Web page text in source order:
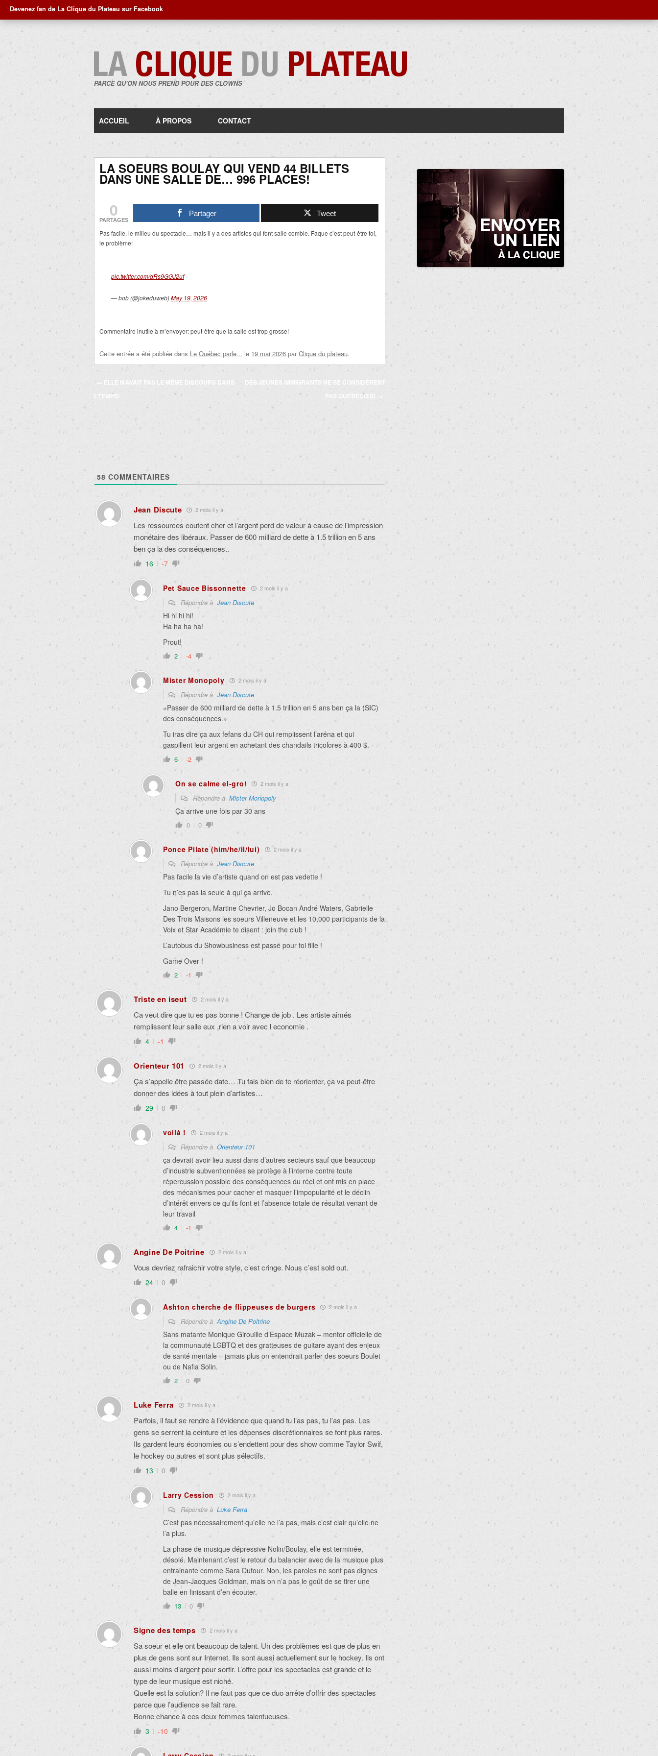
Devenez fan de La Clique du Plateau sur Facebook
PARCE QU'ON NOUS PREND POUR DES CLOWNS
au
ACCUEIL À PROPOS CONTACT
LA SOEURS BOULAY QUI VEND 44 BILLETS
DANS UNE SALLE DE… 996 PLACES!
0
PARTAGES
Partager Tweet
Pas facile, le milieu du spectacle… mais il y a des artistes qui font salle comble. Faque c’est peut-être toi,
le problème!
pic.twitter.com/dRs9GGJ2uf
— bob (@jokeduweb)May 19, 2026
Commentaire inutile à m’envoyer: peut-être que la salle est trop grosse!
Cette entrée a été publiée dans Le Québec parle... le 19 mai 2026 par Clique du plateau.
Navigation
des
← ELLE N’AVAIT PAS LE MÊME DISCOURS DANS
L’TEMPS!
DES JEUNES IMMIGRANTS NE SE CONSIDÈRENT
PAS QUÉBÉCOIS!
→
58 COMMENTAIRES
Jean Discute 2 mois il y a
Les ressources coutent cher et l’argent perd de valeur à cause de l’impression
monétaire des libéraux. Passer de 600 milliard de dette à 1.5 trillion en 5 ans
ben ça la des conséquences..
16 -7
Pet Sauce Bissonnette 2 mois il y a
Répondre à Jean Discute
Hi hi hi hi!
Ha ha ha ha!
Prout!
2 -4
Mister Monopoly 2 mois il y a
Répondre à Jean Discute
«Passer de 600 milliard de dette à 1.5 trillion en 5 ans ben ça la (SIC)
des conséquences.»
Tu iras dire ça aux fefans du CH qui remplissent l’aréna et qui
gaspillent leur argent en achetant des chandails tricolores à 400 $.
6 -2
On se calme el-gro! 2 mois il y a
Répondre à Mister Monopoly
Ça arrive une fois par 30 ans
0 0
Ponce Pilate (him/he/il/lui) 2 mois il y a
Répondre à Jean Discute
Pas facile la vie d’artiste quand on est pas vedette !
Tu n’es pas la seule à qui ça arrive.
Jano Bergeron, Martine Chevrier, Jo Bocan André Waters, Gabrielle
Des Trois Maisons les soeurs Villeneuve et les 10,000 participants de la
Voix et Star Académie te disent : join the club !
L’autobus du Showbusiness est passé pour toi fille !
Game Over !
2 -1
Triste en iseut 2 mois il y a
Ca veut dire que tu es pas bonne ! Change de job . Les artiste aimés
remplissent leur salle eux ,rien a voir avec l economie .
4 -1
Orienteur 101 2 mois il y a
Ça s’appelle être passée date… Tu fais bien de te réorienter, ça va peut-être
donner des idées à tout plein d’artistes…
29 0
voilà ! 2 mois il y a
Répondre à Orienteur 101
ça devrait avoir lieu aussi dans d’autres secteurs sauf que beaucoup
d’industrie subventionnées se protège à l’interne contre toute
répercussion possible des conséquences du réel et ont mis en place
des mécanismes pour cacher et masquer l’impopularité et le déclin
d’intérêt envers ce qu’ils font et l’absence totale de résultat venant de
leur travail
4 -1
Angine De Poitrine 2 mois il y a
Vous devriez rafraichir votre style, c’est cringe. Nous c’est sold out.
24 0
Ashton cherche de flippeuses de burgers 2 mois il y a
Répondre àAngine De Poitrine
Sans matante Monique Girouille d’Espace Muzak – mentor officielle de
la communauté LGBTQ et des gratteuses de guitare ayant des enjeux
de santé mentale – jamais plus on entendrait parler des soeurs Boulet
ou de Nafia Solin.
2 0
Luke Ferra 2 mois il y a
Parfois, il faut se rendre à l’évidence que quand tu l’as pas, tu l’as pas. Les
gens se serrent la ceinture et les dépenses discrétionnaires se font plus rares.
Ils gardent leurs économies ou s’endettent pour des show comme Taylor Swif,
le hockey ou autres et sont plus sélectifs.
13 0
Larry Cession 2 mois il y a
Répondre à Luke Ferra
C’est pas nécessairement qu’elle ne l’a pas, mais c’est clair qu’elle ne
l’a plus.
La phase de musique dépressive Nolin/Boulay, elle est terminée,
désolé. Maintenant c’est le retour du balancier avec de la musique plus
entrainante comme Sara Dufour. Non, les paroles ne sont pas dignes
de Jean-Jacques Goldman, mais on n’a pas le goût de se tirer une
balle en finissant d’en écouter.
13 0
Signe des temps 2 mois il y a
Sa soeur et elle ont beaucoup de talent. Un des problèmes est que de plus en
plus de gens sont sur Internet. Ils sont aussi actuellement sur le hockey. Ils ont
aussi moins d’argent pour sortir. L’offre pour les spectacles est grande et le
type de leur musique est niché.
Quelle est la solution? Il ne faut pas que ce duo arrête d’offrir des spectacles
parce que l’audience se fait rare.
Bonne chance à ces deux femmes talentueuses.
3 -10